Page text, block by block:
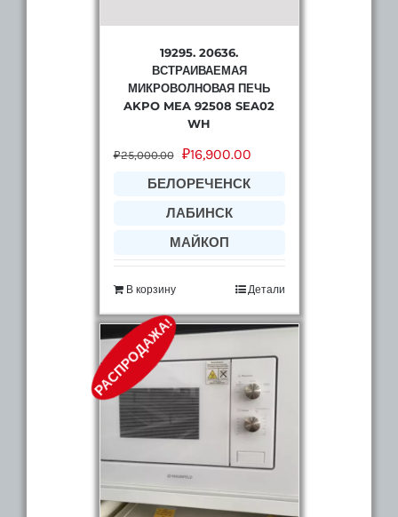
19295. 20636.
ВСТРАИВАЕМАЯ
МИКРОВОЛНОВАЯ ПЕЧЬ
AKPO MEA 92508 SEA02
WH
₽25,000.00 ₽16,900.00
БЕЛОРЕЧЕНСК
ЛАБИНСК
МАЙКОП
В корзину Детали
РАСПРОДАЖА!